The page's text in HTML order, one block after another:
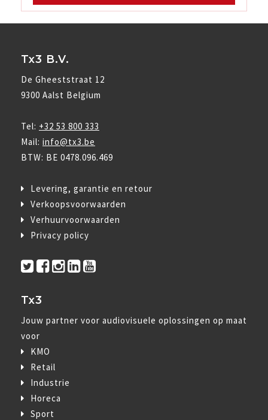
Tx3 B.V.
De Gheeststraat 12
9300 Aalst Belgium
Tel: +32 53 800 333
Mail: info@tx3.be
BTW: BE 0478.096.469
Levering, garantie en retour
Verkoopsvoorwaarden
Verhuurvoorwaarden
Privacy policy
Tx3
Jouw partner voor audiovisuele oplossingen op maat
voor
KMO
Retail
Industrie
Horeca
Sport